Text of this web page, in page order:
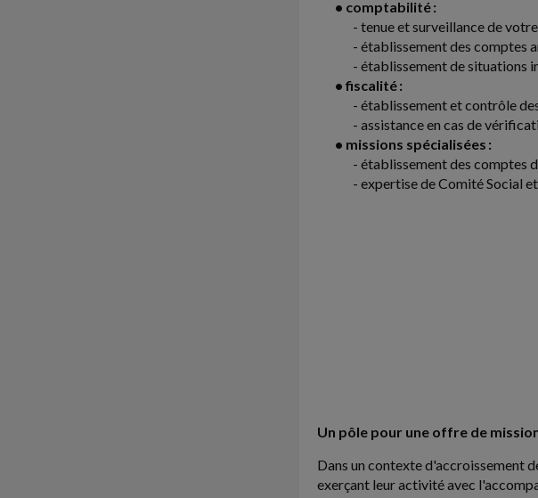
• comptabilité :
- tenue et surveillance de
- établissement des comptes
- établissement de situations
• fiscalité :
- établissement et contrôle
- assistance en cas de
• missions spécialisées :
- établissement des comptes
- expertise de Comité Social
Un pôle pour une offre de
Dans un contexte d'accroissement
exerçant leur activité avec